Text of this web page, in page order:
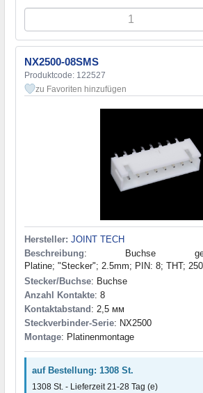
NX2500-08SMS
Produktcode: 122527
zu Favoriten hinzufügen
Hersteller: JOINT TECH
Beschreibung: Buchse
Platine; "Stecker"; 2.5mm; PIN: 8; THT;
Stecker/Buchse: Buchse
Anzahl Kontakte: 8
Kontaktabstand : 2,5 мм
Steckverbinder-Serie: NX2500
Montage: Platinenmontage
auf Bestellung: 1308 St.
1308 St. - Lieferzeit 21-28 Tag (e)